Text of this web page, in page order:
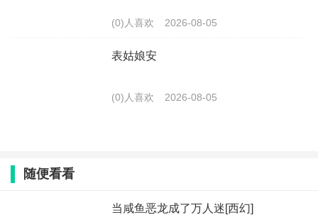
(0)人喜欢 2026-08-05
表姑娘安
(0)人喜欢 2026-08-05
随便看看
当咸鱼恶龙成了万人迷[西幻]